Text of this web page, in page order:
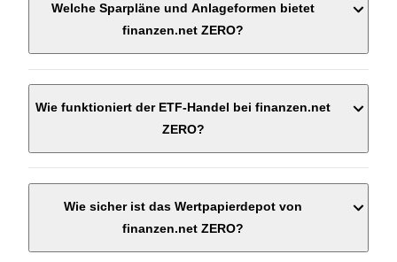
Welche Sparpläne und Anlageformen bietet
finanzen.net ZERO?
Wie funktioniert der ETF-Handel bei finanzen.net
ZERO?
Wie sicher ist das Wertpapierdepot von
finanzen.net ZERO?